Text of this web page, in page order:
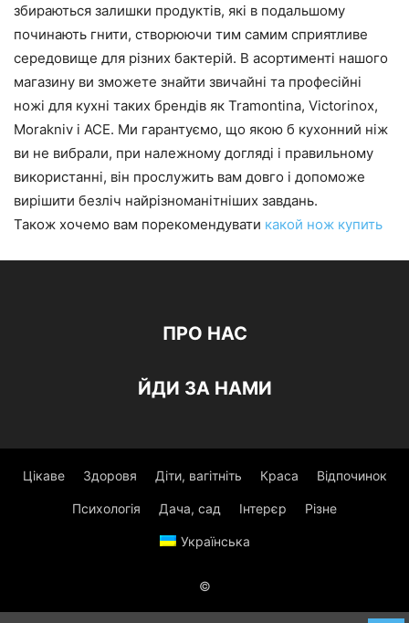
збираються залишки продуктів, які в подальшому
починають гнити, створюючи тим самим сприятливе
середовище для різних бактерій. В асортименті нашого
магазину ви зможете знайти звичайні та професійні
ножі для кухні таких брендів як Tramontina, Victorinox,
Morakniv і ACE. Ми гарантуємо, що якою б кухонний ніж
ви не вибрали, при належному догляді і правильному
використанні, він прослужить вам довго і допоможе
вирішити безліч найрізноманітніших завдань.
Також хочемо вам порекомендувати какой нож купить
ПРО НАС
ЙДИ ЗА НАМИ
Цікаве Здоровя Діти, вагітніть Краса Відпочинок
Психологія Дача, сад Інтерєр Різне
Українська
©